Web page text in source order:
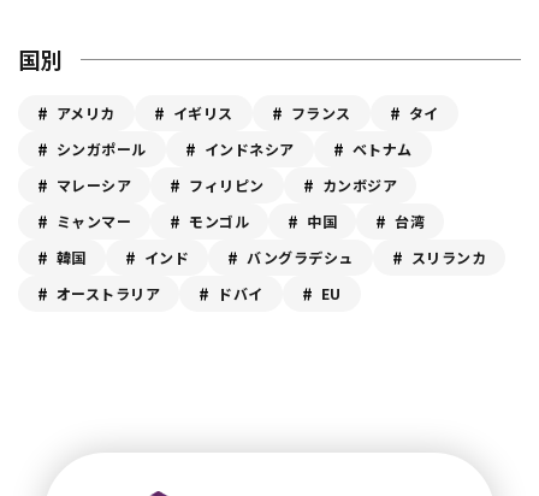
国別
アメリカ イギリス フランス
タイ
シンガポール
インドネシア
ベトナム
マレーシア
フィリピン
カンボジア
ミャンマー
モンゴル 中国
台湾
韓国
インド バングラデシュ
スリランカ
オーストラリア
ドバイ EU